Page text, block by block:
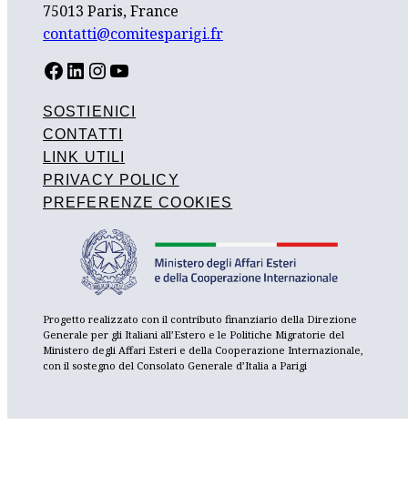
75013 Paris, France
contatti@comitesparigi.fr
FACEBOOK LINKEDIN INSTAGRAM YOUTUBE
SOSTIENICI
CONTATTI
LINK UTILI
PRIVACY POLICY
PREFERENZE COOKIES
Progetto realizzato con il contributo finanziario della Direzione
Generale per gli Italiani all’Estero e le Politiche Migratorie del
Ministero degli Affari Esteri e della Cooperazione Internazionale,
con il sostegno del Consolato Generale d’Italia a Parigi